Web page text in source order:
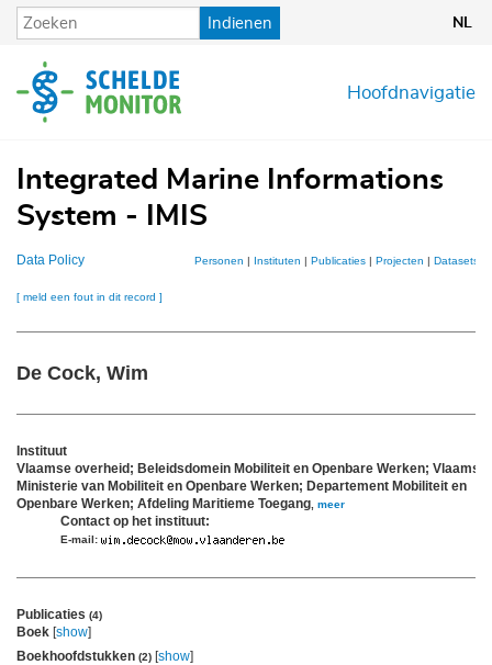
Overslaan
en
de
inhoud
Indienen NL
Hoofdnavigatie
Integrated Marine Informations
System - IMIS
Data Policy Personen | Instituten | Publicaties | Projecten | Datasets
[ meld een fout in dit record ]
De Cock, Wim
Instituut
Vlaamse overheid; Beleidsdomein Mobiliteit en Openbare Werken; Vlaams
Ministerie van Mobiliteit en Openbare Werken; Departement Mobiliteit en
Openbare Werken; Afdeling Maritieme Toegang meer
Contact op het instituut:
E-mail:
Publicaties (4)
Boek [show]
Boekhoofdstukken (2) [show]